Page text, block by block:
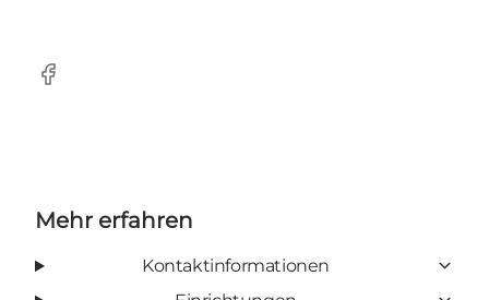
Facebook
Mehr erfahren
Kontaktinformationen